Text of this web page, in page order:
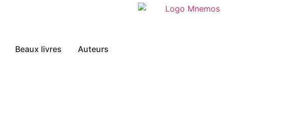
Beaux livres Auteurs